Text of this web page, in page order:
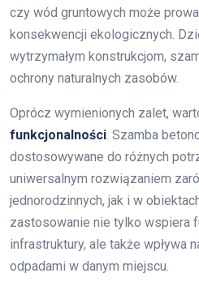
czy wód gruntowych może
konsekwencji ekologicznych.
wytrzymałym konstrukcjom,
ochrony naturalnych zasobów.
Oprócz wymienionych zalet,
funkcjonalności. Szamba
dostosowywane do różnych
uniwersalnym rozwiązaniem
jednorodzinnych, jak i w
zastosowanie nie tylko wspiera
infrastruktury, ale także wpływa
odpadami w danym miejscu.